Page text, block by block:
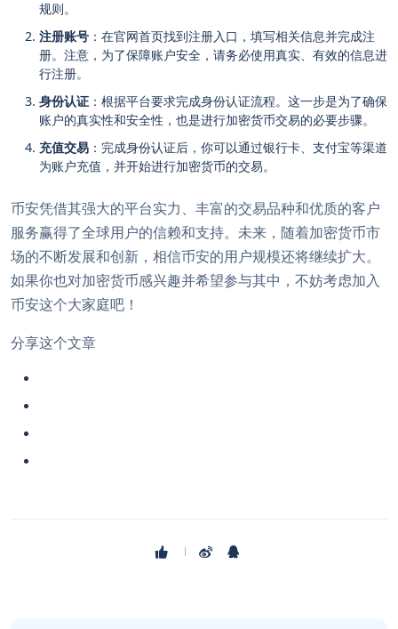
规则。
注册账号 ：在官网首页找到注册入口，填写相关信息并完成注
册。注意，为了保障账户安全，请务必使用真实、有效的信息进
行注册。
身份认证 ：根据平台要求完成身份认证流程。这一步是为了确保
账户的真实性和安全性，也是进行加密货币交易的必要步骤。
充值交易 ：完成身份认证后，你可以通过银行卡、支付宝等渠道
为账户充值，并开始进行加密货币的交易。
币安凭借其强大的平台实力、丰富的交易品种和优质的客户
服务赢得了全球用户的信赖和支持。未来，随着加密货币市
场的不断发展和创新，相信币安的用户规模还将继续扩大。
如果你也对加密货币感兴趣并希望参与其中，不妨考虑加入
币安这个大家庭吧！
分享这个文章